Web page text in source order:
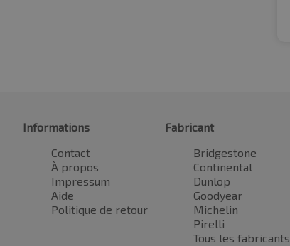
Informations
Contact
À propos
Impressum
Aide
Politique de retour
Fabricant
Bridgestone
Continental
Dunlop
Goodyear
Michelin
Pirelli
Tous les fabricants